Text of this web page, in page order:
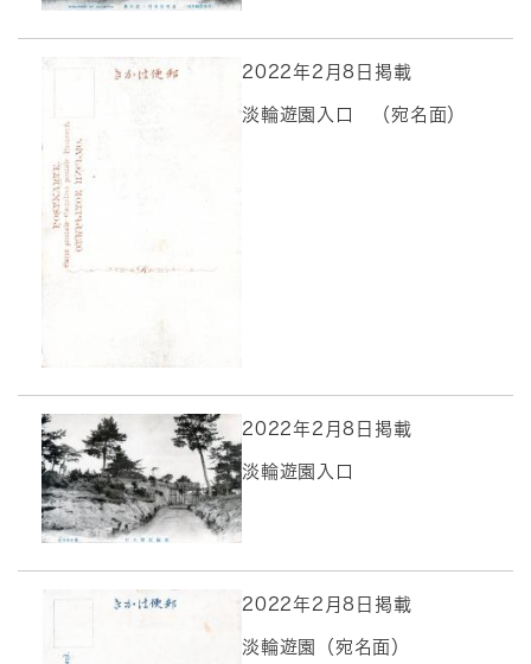
2022年2月8日掲載
淡輪遊園入口 （宛名面）
2022年2月8日掲載
淡輪遊園入口
2022年2月8日掲載
淡輪遊園（宛名面）